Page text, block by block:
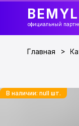
официальный
Главная >